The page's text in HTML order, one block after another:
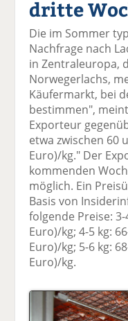
dritte
Die im Sommer
Nachfrage nach
in Zentraleuropa,
Norwegerlachs,
Käufermarkt, bei
bestimmen",
Exporteur
etwa zwischen 60
Euro)/kg." Der
kommenden
möglich. Ein
Basis von
folgende Preise: 3-
Euro)/kg; 4-5 kg:
Euro)/kg; 5-6 kg:
Euro)/kg.